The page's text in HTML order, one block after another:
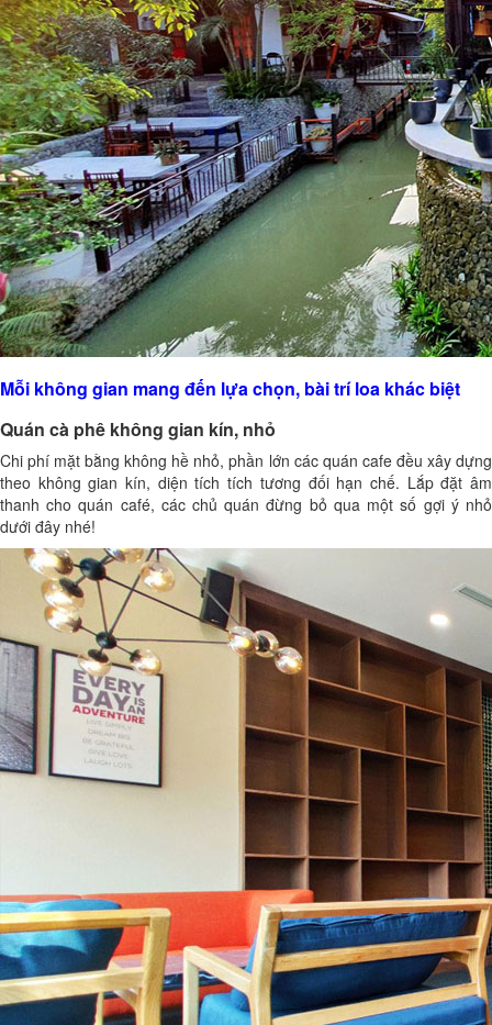
Mỗi không gian mang đến lựa chọn, bài trí loa khác biệt
Quán cà phê không gian kín, nhỏ
Chi phí mặt bằng không hề nhỏ, phần lớn các quán cafe đều xây dựng
theo không gian kín, diện tích tích tương đối hạn chế. Lắp đặt âm
thanh cho quán café, các chủ quán đừng bỏ qua một số gợi ý nhỏ
dưới đây nhé!